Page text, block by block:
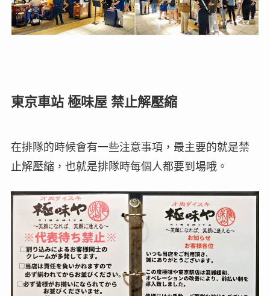
東京車站 極味屋 禁止解壓縮
在排隊的時候會有一些注意事項，最主要的就是禁
止解壓縮，也就是排隊時每個人都要到場哦。